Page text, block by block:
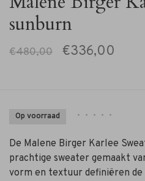
sunburn
€480,00 €336,00
Op voorraad • • • • •
De Malene Birger Karlee
prachtige sweater gemaakt
vorm en textuur definiëren